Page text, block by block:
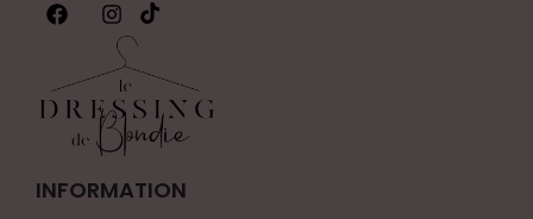
INFORMATION